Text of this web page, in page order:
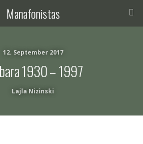
Manafonistas
12. September 2017
1930 – 1997
Lajla Nizinski